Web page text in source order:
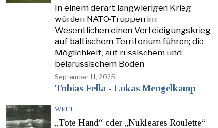
In einem derart langwierigen Krieg
würden NATO-Truppen im
Wesentlichen einen Verteidigungskrieg
auf baltischem Territorium führen; die
Möglichkeit, auf russischem und
belarussischem Boden
September 11, 2025
Tobias Fella - Lukas Mengelkamp
WELT
„Tote Hand“ oder „Nukleares Roulette“